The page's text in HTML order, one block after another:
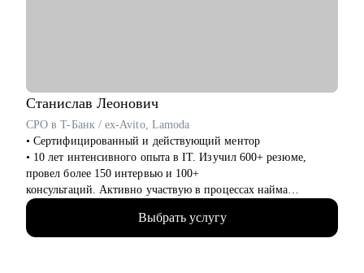
Станислав Леонович
CPO в T-Банк / ex-Avito, Lamoda
• Сертифицированный и действующий ментор
• 10 лет интенсивного опыта в IT. Изучил 600+ резюме,
провел более 150 интервью и 100+
консультаций. Активно участвую в процессах найма
продактов в Т-Банке.
• Вырос от биздева, проджекта до продакта.
• В Т-Банке развиваю нефинансовые сервисы, руковожу
Выбрать услугу